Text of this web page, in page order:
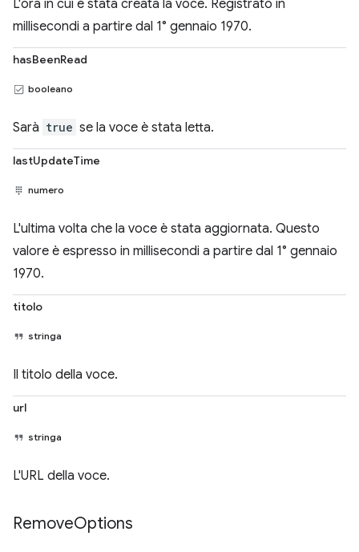
L'ora in cui è stata creata la voce. Registrato in
millisecondi a partire dal 1° gennaio 1970.
hasBeenRead
booleano
Sarà true se la voce è stata letta.
lastUpdateTime
numero
L'ultima volta che la voce è stata aggiornata. Questo
valore è espresso in millisecondi a partire dal 1° gennaio
1970.
titolo
stringa
Il titolo della voce.
url
stringa
L'URL della voce.
RemoveOptions